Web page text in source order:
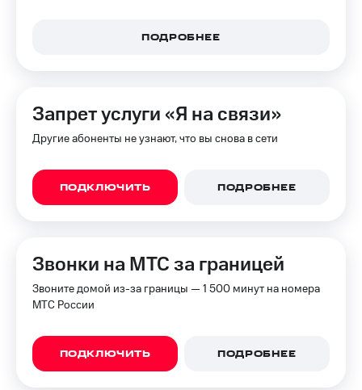
ПОДРОБНЕЕ
Запрет услуги «Я на связи»
Другие абоненты не узнают, что вы снова в сети
ПОДКЛЮЧИТЬ ПОДРОБНЕЕ
Звонки на МТС за границей
Звоните домой из-за границы — 1 500 минут на номера
МТС России
ПОДКЛЮЧИТЬ ПОДРОБНЕЕ